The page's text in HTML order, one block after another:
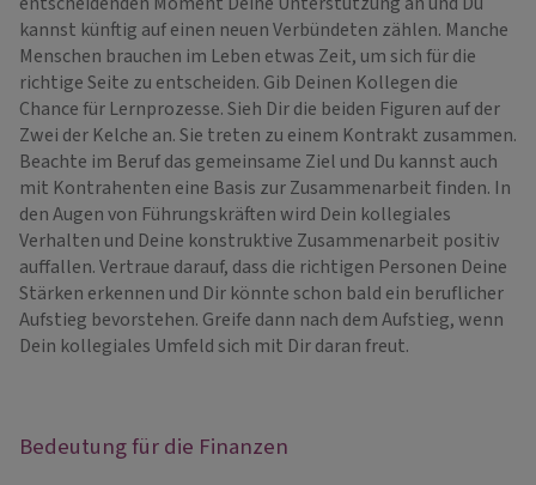
kannst künftig auf einen neuen Verbündeten zählen. Manche
Menschen brauchen im Leben etwas Zeit, um sich für die
richtige Seite zu entscheiden. Gib Deinen Kollegen die
Chance für Lernprozesse. Sieh Dir die beiden Figuren auf der
Zwei der Kelche an. Sie treten zu einem Kontrakt zusammen.
Beachte im Beruf das gemeinsame Ziel und Du kannst auch
mit Kontrahenten eine Basis zur Zusammenarbeit finden. In
den Augen von Führungskräften wird Dein kollegiales
Verhalten und Deine konstruktive Zusammenarbeit positiv
auffallen. Vertraue darauf, dass die richtigen Personen Deine
Stärken erkennen und Dir könnte schon bald ein beruflicher
Aufstieg bevorstehen. Greife dann nach dem Aufstieg, wenn
Dein kollegiales Umfeld sich mit Dir daran freut.
Bedeutung für die Finanzen